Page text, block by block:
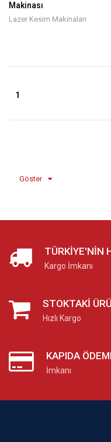
Makinası
Lazer Kesim Makinaları
1
Göster
TÜRKIYE'NIN
Kargo İmkanı
STOKTAKI
Hızlı Kargo
KAPIDA
İmkanı